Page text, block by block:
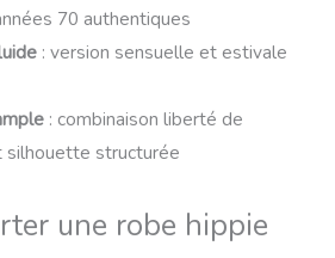
70 authentiques
: version sensuelle et estivale
: combinaison liberté de
silhouette structurée
une robe hippie